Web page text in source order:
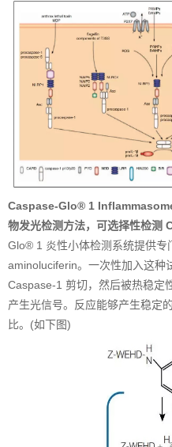
Caspase-Glo® 1
物发光检测方法，可选择性检测
Glo® 1 炎性小体检测系统提供
aminoluciferin。一次性加入这种
Caspase-1 剪切，然后被热稳
产生光信号。反应能够产生稳定
比。(如下图)